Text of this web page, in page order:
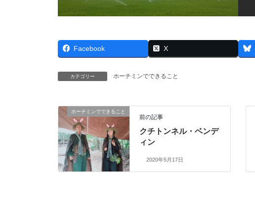
Facebook X
カテゴリー ホーチミンでできること
ホーチミンでできること
前の記事
クチトンネル・ベンデ
ィン
2020年5月17日